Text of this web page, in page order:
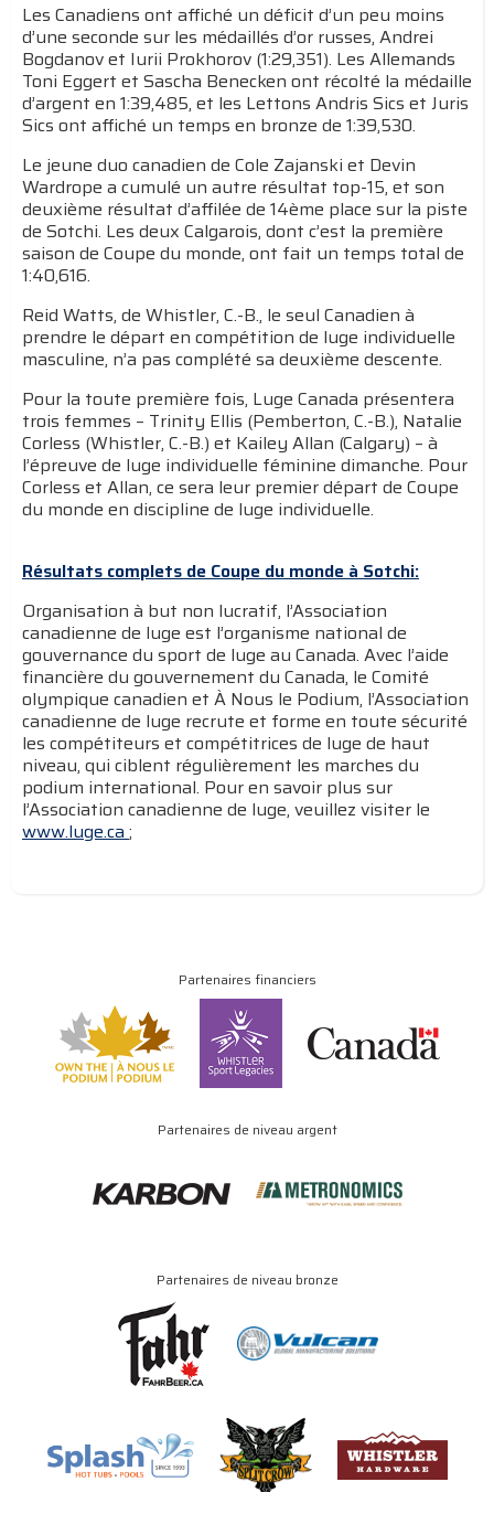
Les Canadiens ont affiché un déficit d’un peu moins
d’une seconde sur les médaillés d’or russes, Andrei
Bogdanov et Iurii Prokhorov (1:29,351). Les Allemands
Toni Eggert et Sascha Benecken ont récolté la médaille
d’argent en 1:39,485, et les Lettons Andris Sics et Juris
Sics ont affiché un temps en bronze de 1:39,530.
Le jeune duo canadien de Cole Zajanski et Devin
Wardrope a cumulé un autre résultat top-15, et son
deuxième résultat d’affilée de 14ème place sur la piste
de Sotchi. Les deux Calgarois, dont c’est la première
saison de Coupe du monde, ont fait un temps total de
1:40,616.
Reid Watts, de Whistler, C.-B., le seul Canadien à
prendre le départ en compétition de luge individuelle
masculine, n’a pas complété sa deuxième descente.
Pour la toute première fois, Luge Canada présentera
trois femmes – Trinity Ellis (Pemberton, C.-B.), Natalie
Corless (Whistler, C.-B.) et Kailey Allan (Calgary) – à
l’épreuve de luge individuelle féminine dimanche. Pour
Corless et Allan, ce sera leur premier départ de Coupe
du monde en discipline de luge individuelle.
Résultats complets de Coupe du monde à Sotchi:
Organisation à but non lucratif, l’Association
canadienne de luge est l’organisme national de
gouvernance du sport de luge au Canada. Avec l’aide
financière du gouvernement du Canada, le Comité
olympique canadien et À Nous le Podium, l’Association
canadienne de luge recrute et forme en toute sécurité
les compétiteurs et compétitrices de luge de haut
niveau, qui ciblent régulièrement les marches du
podium international. Pour en savoir plus sur
l’Association canadienne de luge, veuillez visiter le
www.luge.ca;
Partenaires financiers
Partenaires de niveau argent
Partenaires de niveau bronze